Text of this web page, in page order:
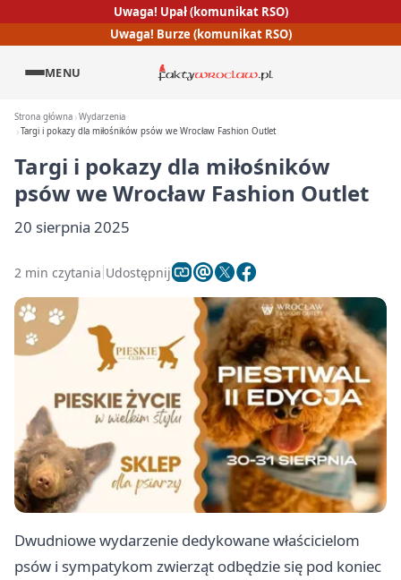
Uwaga! Upał (komunikat RSO)
Uwaga! Burze (komunikat RSO)
MENU
Strona główna Wydarzenia
Targi i pokazy dla miłośników psów we Wrocław Fashion Outlet
Targi i pokazy dla miłośników
psów we Wrocław Fashion Outlet
20 sierpnia 2025
2 min czytania Udostępnij
Dwudniowe wydarzenie dedykowane właścicielom
psów i sympatykom zwierząt odbędzie się pod koniec